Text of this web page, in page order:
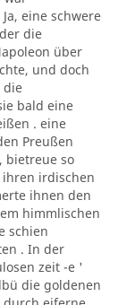
eine schwere
die
über
und doch
die
bald eine
. eine
Preußen
bietreue so
irdischen
ihnen den
himmlischen
schien
. In der
zeit -e '
die goldenen